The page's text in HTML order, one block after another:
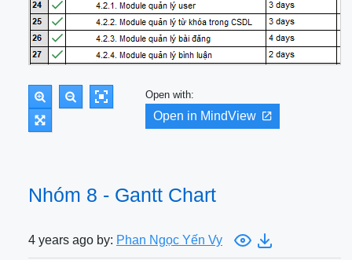
Open with:
Open in MindView
Nhóm 8 - Gantt Chart
4 years ago by: Phan Ngọc Yến Vy